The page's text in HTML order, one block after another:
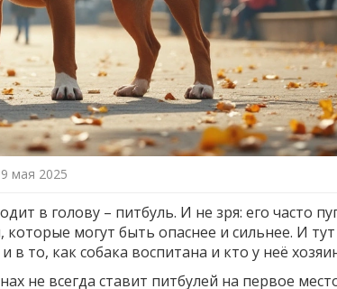
9 мая 2025
в голову – питбуль. И не зря: его часто
могут быть опаснее и сильнее. И тут
то, как собака воспитана и кто у неё
не всегда ставит питбулей на первое